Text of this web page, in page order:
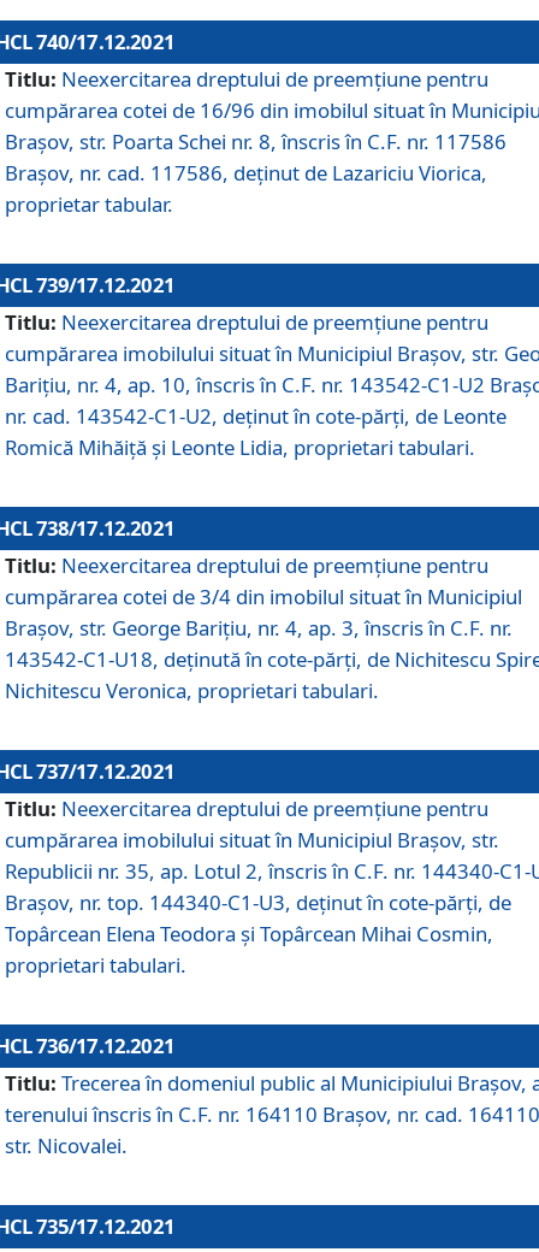
740/17.12.2021
Titlu: Neexercitarea dreptului de preemţiune pentru
cumpărarea cotei de 16/96 din imobilul situat în
Braşov, str. Poarta Schei nr. 8, înscris în C.F. nr. 117586
Brașov, nr. cad. 117586, deținut de Lazariciu Viorica,
proprietar tabular.
739/17.12.2021
Titlu: Neexercitarea dreptului de preemţiune pentru
cumpărarea imobilului situat în Municipiul Braşov, str.
Barițiu, nr. 4, ap. 10, înscris în C.F. nr. 143542-C1-U2
nr. cad. 143542-C1-U2, deținut în cote-părți, de Leonte
Romică Mihăiță și Leonte Lidia, proprietari tabulari.
738/17.12.2021
Titlu: Neexercitarea dreptului de preemţiune pentru
cumpărarea cotei de 3/4 din imobilul situat în Municipiul
Braşov, str. George Barițiu, nr. 4, ap. 3, înscris în C.F. nr.
143542-C1-U18, deținută în cote-părți, de Nichitescu
Nichitescu Veronica, proprietari tabulari.
737/17.12.2021
Titlu: Neexercitarea dreptului de preemţiune pentru
cumpărarea imobilului situat în Municipiul Braşov, str.
Republicii nr. 35, ap. Lotul 2, înscris în C.F. nr. 144340-C1-
Brașov, nr. top. 144340-C1-U3, deținut în cote-părți, de
Topârcean Elena Teodora și Topârcean Mihai Cosmin,
proprietari tabulari.
736/17.12.2021
Titlu: Trecerea în domeniul public al Municipiului Braşov,
terenului înscris în C.F. nr. 164110 Brașov, nr. cad.
str. Nicovalei.
735/17.12.2021